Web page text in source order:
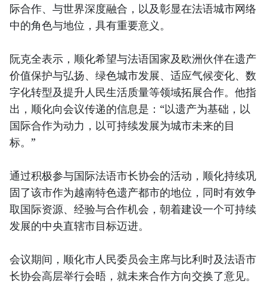
际合作、与世界深度融合，以及彰显在法语城市网络
中的角色与地位，具有重要意义。
阮克全表示，顺化希望与法语国家及欧洲伙伴在遗产
价值保护与弘扬、绿色城市发展、适应气候变化、数
字化转型及提升人民生活质量等领域拓展合作。他指
出，顺化向会议传递的信息是：“以遗产为基础，以
国际合作为动力，以可持续发展为城市未来的目
标。”
通过积极参与国际法语市长协会的活动，顺化持续巩
固了该市作为越南特色遗产都市的地位，同时有效争
取国际资源、经验与合作机会，朝着建设一个可持续
发展的中央直辖市目标迈进。
会议期间，顺化市人民委员会主席与比利时及法语市
长协会高层举行会晤，就未来合作方向交换了意见。